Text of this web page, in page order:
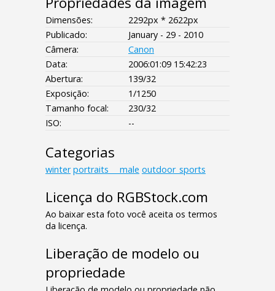
Dimensões:
2292px * 2622px
Publicado:
January - 29 - 2010
Câmera:
Canon
Data:
2006:01:09 15:42:23
Abertura:
139/32
Exposição:
1/1250
Tamanho focal:
230/32
ISO:
--
Categorias
winter portraits___male outdoor_sports
Licença do RGBStock.com
Ao baixar esta foto você aceita os termos
da licença.
Liberação de modelo ou
propriedade